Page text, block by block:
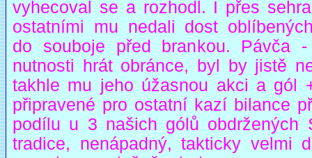
vyhecoval se a rozhodl. I přes
ostatními mu nedali dost
do souboje před brankou. Pávča
nutnosti hrát obránce, byl by jistě
takhle mu jeho úžasnou akci a gól
připravené pro ostatní kazí bilance
podílu u 3 našich gólů obdržených
tradice, nenápadný, takticky velmi